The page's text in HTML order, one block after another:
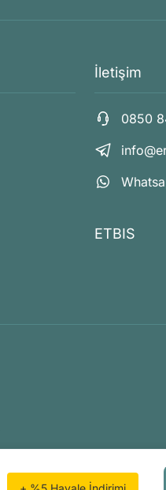
İletişim
0850
ETBIS